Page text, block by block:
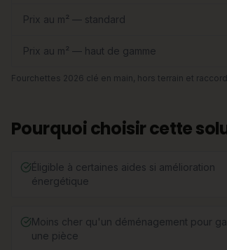
Prix au m² — standard
Prix au m² — haut de gamme
Fourchettes 2026 clé en main, hors terrain et
Pourquoi choisir cette
Éligible à certaines aides si amélioration
énergétique
Moins cher qu'un déménagement pour
une pièce